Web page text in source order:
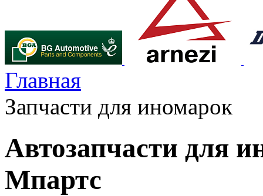
Главная
Запчасти для иномарок
Автозапчасти для
Мпартс